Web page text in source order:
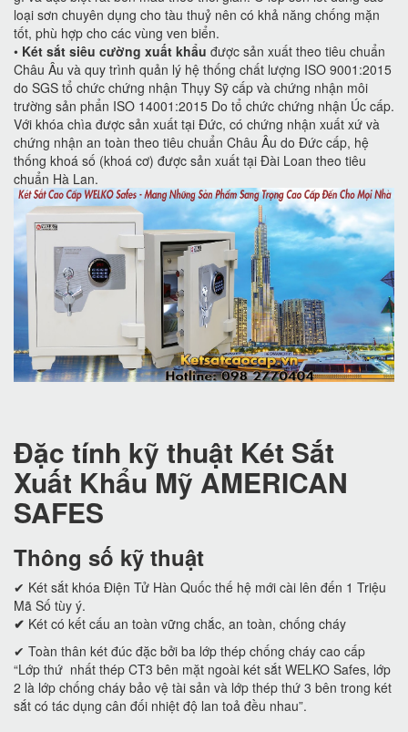
loại sơn chuyên dụng cho tàu thuỷ nên có khả năng chống mặn
tốt, phù hợp cho các vùng ven biển.
• Két sắt siêu cường xuất khẩu được sản xuất theo tiêu chuẩn
Châu Âu và quy trình quản lý hệ thống chất lượng ISO 9001:2015
do SGS tổ chức chứng nhận Thụy Sỹ cấp và chứng nhận môi
trường sản phẩn ISO 14001:2015 Do tổ chức chứng nhận Úc cấp.
Với khóa chìa được sản xuất tại Đức, có chứng nhận xuất xứ và
chứng nhận an toàn theo tiêu chuẩn Châu Âu do Đức cấp, hệ
thống khoá số (khoá cơ) được sản xuất tại Đài Loan theo tiêu
chuẩn Hà Lan.
Đặc tính kỹ thuật Két Sắt
Xuất Khẩu Mỹ AMERICAN
SAFES
Thông số kỹ thuật
✔ Két sắt khóa Điện Tử Hàn Quốc thế hệ mới cài lên đến 1 Triệu
Mã Số tùy ý.
✔ Két có kết cấu an toàn vững chắc, an toàn, chống cháy
✔ Toàn thân két đúc đặc bởi ba lớp thép chống cháy cao cấp
“Lớp thứ nhất thép CT3 bên mặt ngoài két sắt WELKO Safes, lớp
2 là lớp chống cháy bảo vệ tài sản và lớp thép thứ 3 bên trong két
sắt có tác dụng cân đối nhiệt độ lan toả đều nhau”.